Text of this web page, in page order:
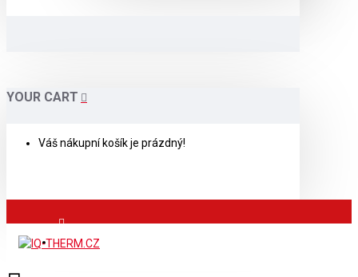
YOUR CART
Váš nákupní košík je prázdný!
Přihlášení